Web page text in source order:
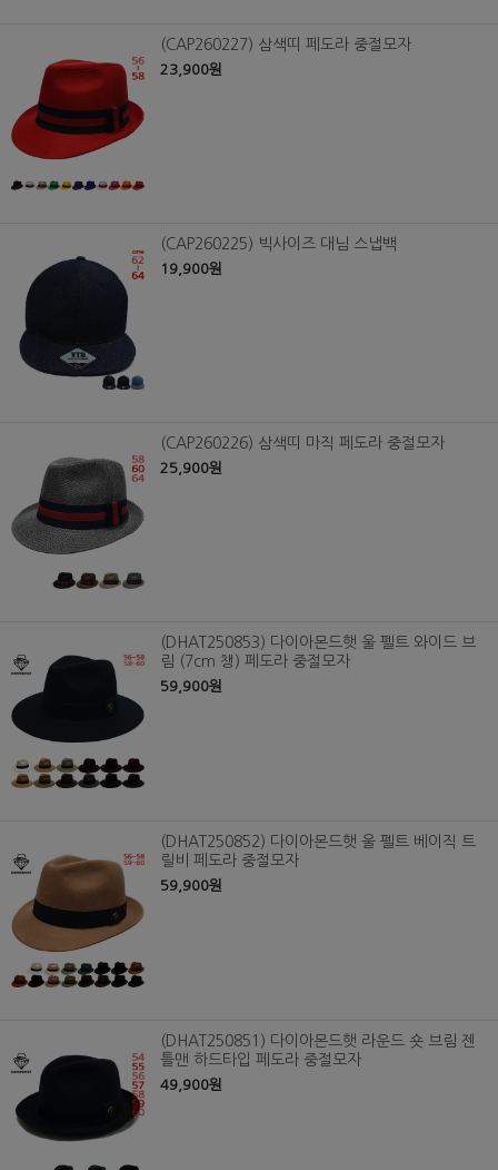
(CAP260227) 삼색띠 페도라 중절모자
23,900원
(CAP260225) 빅사이즈 대님 스냅백
19,900원
(CAP260226) 삼색띠 마직 페도라 중절모자
25,900원
(DHAT250853) 다이아몬드햇 울 펠트 와이드 브
림 (7cm 챙) 페도라 중절모자
59,900원
(DHAT250852) 다이아몬드햇 울 펠트 베이직 트
릴비 페도라 중절모자
59,900원
(DHAT250851) 다이아몬드햇 라운드 숏 브림 젠
틀맨 하드타입 페도라 중절모자
49,900원